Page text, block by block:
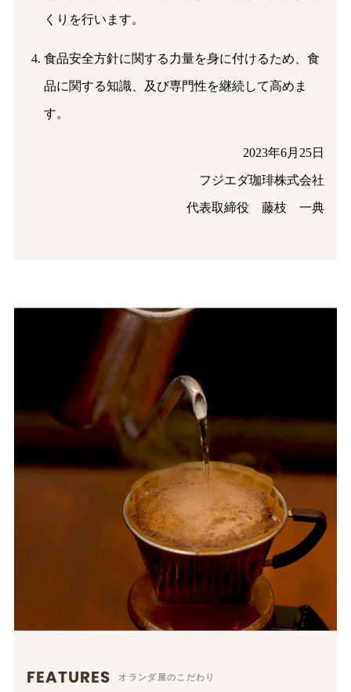
くりを行います。
食品安全方針に関する力量を身に付けるため、食
品に関する知識、及び専門性を継続して高めま
す。
2023年6月25日
フジエダ珈琲株式会社
代表取締役 藤枝 一典
FEATURES オランダ屋のこだわり